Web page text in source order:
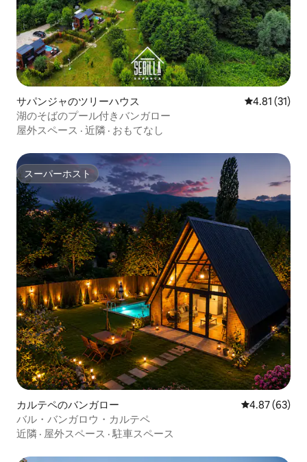
サパンジャのツリーハウス レビュー31
4.81 (31)
湖のそばのプール付きバンガロー
屋外スペース · 近隣 · おもてなし
スーパーホスト
スーパーホスト
カルテペのバンガロー レビュー63
4.87 (63)
バル・バンガロウ・カルテペ
近隣 · 屋外スペース · 駐車スペース